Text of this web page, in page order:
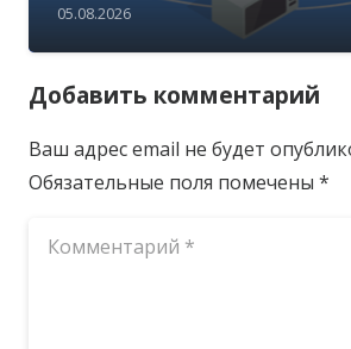
05.08.2026
Добавить комментарий
Ваш адрес email не будет
Обязательные поля помечены *